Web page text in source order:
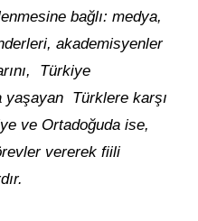
bağlı: medya,
akademisyenler
Türkiye
yaşayan Türklere karşı
ve Ortadoğuda ise,
vererek fiili